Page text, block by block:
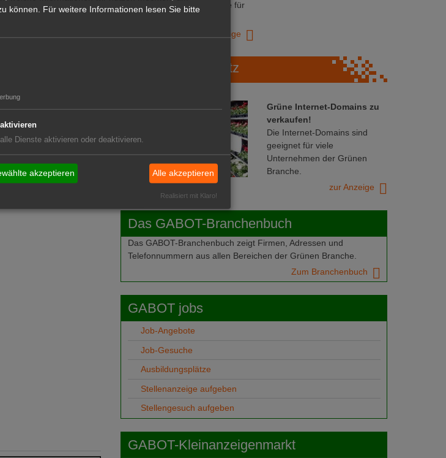
Repräsentative Immobilie für
zur Anzeige
GABOT Marktplatz
Grüne Internet-Domains zu
verkaufen!
Die Internet-Domains sind
geeignet für viele
Unternehmen der Grünen
Branche.
zur Anzeige
Das GABOT-Branchenbuch
Das GABOT-Branchenbuch zeigt Firmen, Adressen und
Telefonnummern aus allen Bereichen der Grünen Branche.
Zum Branchenbuch
GABOT jobs
Job-Angebote
Job-Gesuche
Ausbildungsplätze
Stellenanzeige aufgeben
Stellengesuch aufgeben
GABOT-Kleinanzeigenmarkt
können.
Für weitere Informationen lesen Sie bitte
Dienste aktivieren oder deaktivieren.
akzeptieren Alle akzeptieren
Realisiert mit Klaro!